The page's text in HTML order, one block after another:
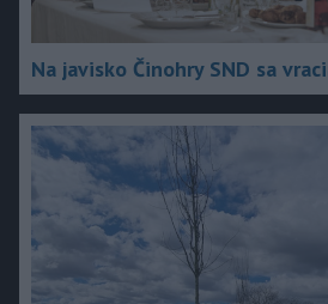
Na javisko Činohry SND sa